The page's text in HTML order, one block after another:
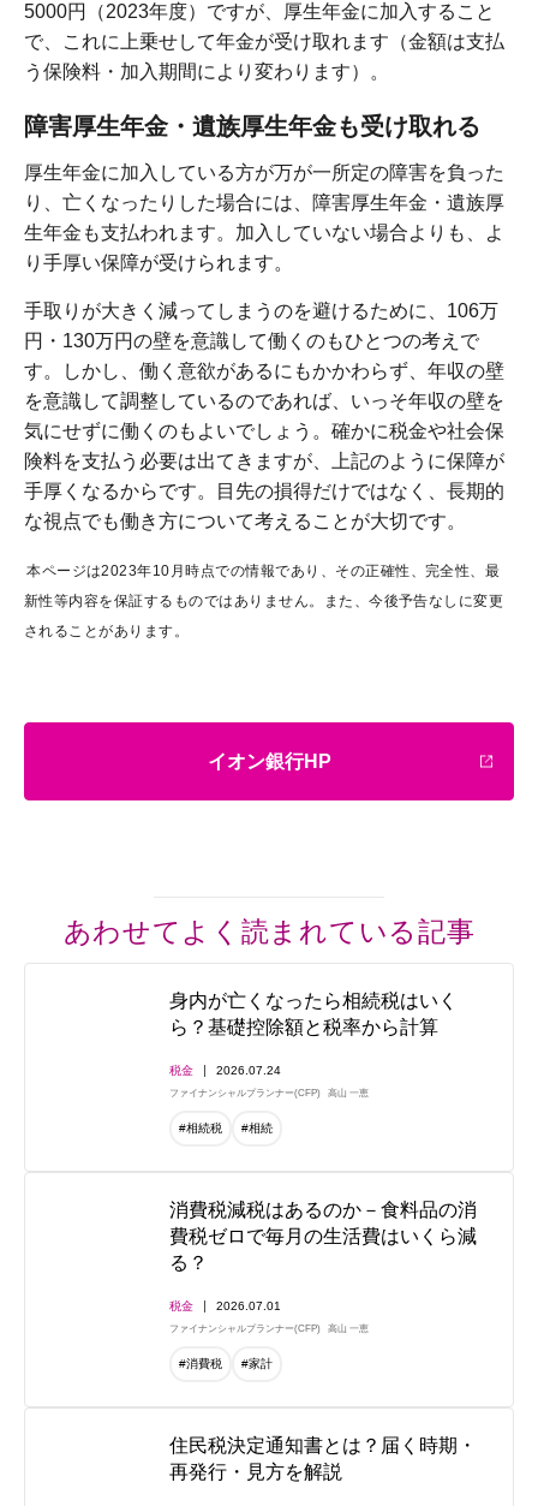
5000円（2023年度）ですが、厚生年金に加入すること
で、これに上乗せして年金が受け取れます（金額は支払
う保険料・加入期間により変わります）。
障害厚生年金・遺族厚生年金も受け取れる
厚生年金に加入している方が万が一所定の障害を負った
り、亡くなったりした場合には、障害厚生年金・遺族厚
生年金も支払われます。加入していない場合よりも、よ
り手厚い保障が受けられます。
手取りが大きく減ってしまうのを避けるために、106万
円・130万円の壁を意識して働くのもひとつの考えで
す。しかし、働く意欲があるにもかかわらず、年収の壁
を意識して調整しているのであれば、いっそ年収の壁を
気にせずに働くのもよいでしょう。確かに税金や社会保
険料を支払う必要は出てきますが、上記のように保障が
手厚くなるからです。目先の損得だけではなく、長期的
な視点でも働き方について考えることが大切です。
本ページは2023年10月時点での情報であり、その正確性、完全性、最
新性等内容を保証するものではありません。また、今後予告なしに変更
されることがあります。
イオン銀行HP
あわせてよく読まれている記事
身内が亡くなったら相続税はいく
ら？基礎控除額と税率から計算
税金 2026.07.24
ファイナンシャルプランナー(CFP) 高山 一恵
#相続税 #相続
消費税減税はあるのか－食料品の消
費税ゼロで毎月の生活費はいくら減
る？
税金 2026.07.01
ファイナンシャルプランナー(CFP) 高山 一恵
#消費税 #家計
住民税決定通知書とは？届く時期・
再発行・見方を解説